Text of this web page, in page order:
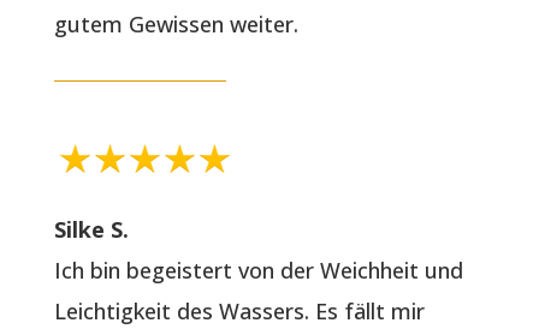
gutem Gewissen weiter.
Silke S.
Ich bin begeistert von der Weichheit und
Leichtigkeit des Wassers. Es fällt mir